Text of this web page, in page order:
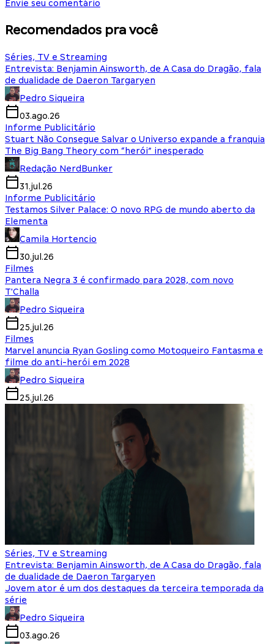
Envie seu comentário
Recomendados pra você
Séries, TV e Streaming
Entrevista: Benjamin Ainsworth, de A Casa do Dragão, fala
de dualidade de Daeron Targaryen
Pedro Siqueira
03.ago.26
Informe Publicitário
Stuart Não Consegue Salvar o Universo expande a franquia
The Big Bang Theory com “herói” inesperado
Redação NerdBunker
31.jul.26
Informe Publicitário
Testamos Silver Palace: O novo RPG de mundo aberto da
Elementa
Camila Hortencio
30.jul.26
Filmes
Pantera Negra 3 é confirmado para 2028, com novo
T'Challa
Pedro Siqueira
25.jul.26
Filmes
Marvel anuncia Ryan Gosling como Motoqueiro Fantasma e
filme do anti-herói em 2028
Pedro Siqueira
25.jul.26
Séries, TV e Streaming
Entrevista: Benjamin Ainsworth, de A Casa do Dragão, fala
de dualidade de Daeron Targaryen
Jovem ator é um dos destaques da terceira temporada da
série
Pedro Siqueira
03.ago.26